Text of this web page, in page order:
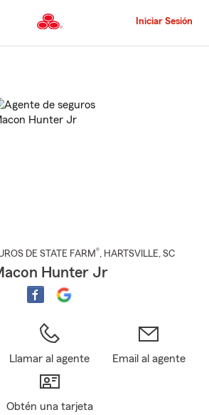
al
principal
Iniciar Sesión
DE STATE FARM®, HARTSVILLE, SC
Hunter Jr
Llamar al agente Email al agente
Obtén una tarjeta